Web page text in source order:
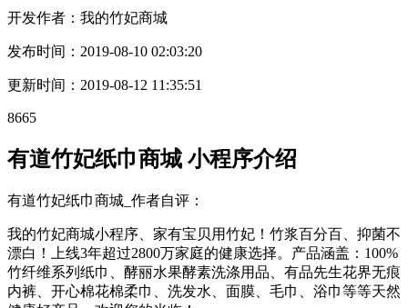
开发作者： 我的竹妃商城
发布时间： 2019-08-10 02:03:20
更新时间： 2019-08-12 11:35:51
8665
有道竹妃纸巾商城 小程序介绍
有道竹妃纸巾商城_作者自评：
我的竹妃商城小程序、家有宝贝用竹妃！竹浆百分百、抑菌不
漂白！上线3年超过2800万家庭的健康选择。产品涵盖：100%
竹纤维系列纸巾、酵丽水果酵素洗涤用品、有品先生花界无痕
内裤、开心棉花棉柔巾、洗发水、面膜、毛巾、浴巾等等天然